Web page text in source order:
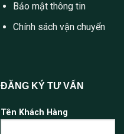
Bảo mật thông tin
Chính sách vận chuyển
ĐĂNG KÝ TƯ VẤN
Tên Khách Hàng